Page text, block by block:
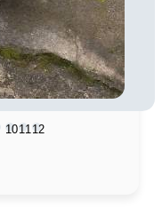
1011 12